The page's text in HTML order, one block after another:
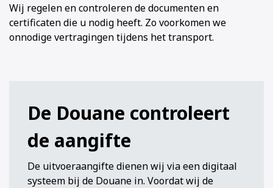
Wij regelen en controleren de documenten en
certificaten die u nodig heeft. Zo voorkomen we
onnodige vertragingen tijdens het transport.
De Douane controleert
de aangifte
De uitvoeraangifte dienen wij via een digitaal
systeem bij de Douane in. Voordat wij de